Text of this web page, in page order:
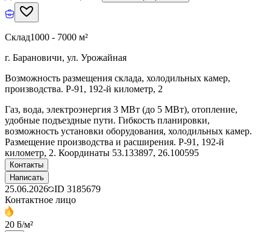
Склад1000 - 7000 м²
г. Барановичи, ул. Урожайная
Возможность размещения склада, холодильных камер,
производства. Р-91, 192-й километр, 2
Газ, вода, электроэнергия 3 МВт (до 5 МВт), отопление,
удобные подъездные пути. Гибкость планировки,
возможность установки оборудования, холодильных камер.
Размещение производства и расширения. Р-91, 192-й
километр, 2. Координаты 53.133897, 26.100595
Контакты
Написать
25.06.2026 ID 3185679
Контактное лицо
20 ƃ/м²